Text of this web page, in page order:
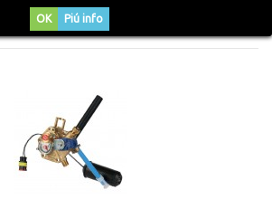
OK Piú infoOrdina per